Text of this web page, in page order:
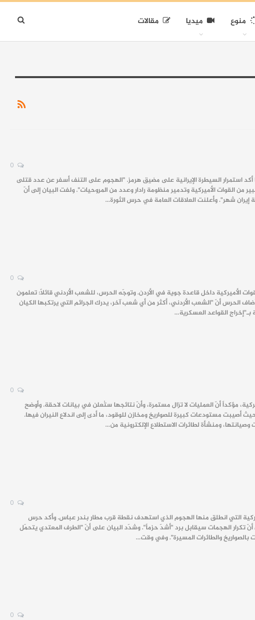
منوع ميديا مقالات
أكد استمرار السيطرة الإيرانية على مضيق هرمز. "الهجوم على التنف أسفر عن عدد قتلى
القوات الأميركية وتدمير منظومة رادار وعدد من المروحيات". ولفت البيان إلى أنّ
شهر". وأعلنت العلاقات العامة في حرس الثورة…
الأميركية داخل قاعدة جوية في الأردن. وتوجّه الحرس، للشعب الأردني قائلاً: تعلمون
الحرس أنّ "الشعب الأردني، أكثر من أي شعب آخر، يدرك الجرائم التي يرتكبها الكيان
القواعد العسكرية…
مؤكداً أنّ العمليات لا تزال مستمرة، وأنّ نتائجها ستُعلن في بيانات لاحقة. وأوضح
أصيبت مستودعات كبيرة للصواريخ ومخازن للوقود، ما أدى إلى اندلاع النيران فيها.
ومنشأة لطائرات الاستطلاع الإلكترونية من…
فجر اليوم الخميس، القاعدة الجوية الأميركية التي انطلق منها الهجوم الذي استهدف نقطة قرب مطار بندر عباس. وأكد حرس
أنّ تكرار الهجمات سيقابل برد "أشدّ حزماً". وشدّد البيان على أنّ "الطرف المعتدي يتحمّل
والطائرات المسيرة". وفي وقت…